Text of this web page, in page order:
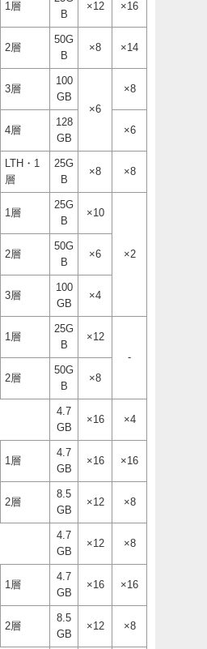
1層
B
×12 ×16
2層
50G
B
×8 ×14
3層
100
GB
×6
×8
4層
128
GB
×6
LTH・1
層
25G
B
×8 ×8
1層
25G
B
×10
×2
2層
50G
B
×6
3層
100
GB
×4
1層
25G
B
×12
-
2層
50G
B
×8
4.7
GB
×16 ×4
1層
4.7
GB
×16 ×16
2層
8.5
GB
×12 ×8
4.7
GB
×12 ×8
1層
4.7
GB
×16 ×16
2層
8.5
GB
×12 ×8